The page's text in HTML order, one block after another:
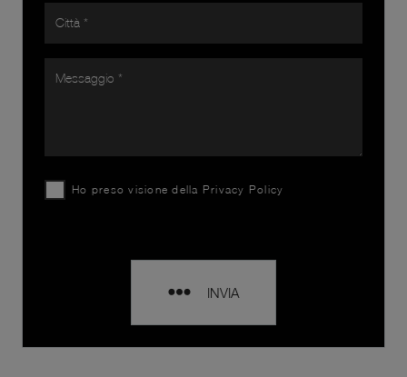
Ho preso visione della Privacy Policy
INVIA